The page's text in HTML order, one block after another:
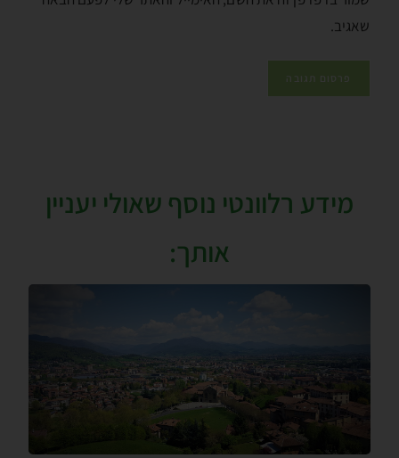
שאגיב.
מידע רלוונטי נוסף שאולי יעניין
אותך: